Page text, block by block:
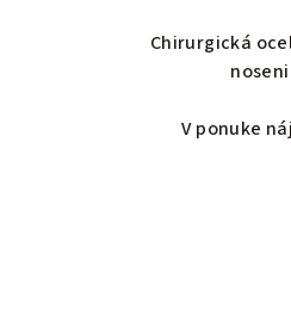
Chirurgická
V ponuke